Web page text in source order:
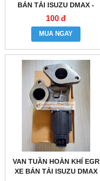
BÁN TẢI ISUZU DMAX -
4JJ1
100 đ
MUA NGAY
VAN TUẦN HOÀN KHÍ EGR
XE BÁN TẢI ISUZU DMAX